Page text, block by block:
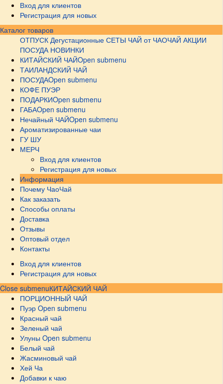
Вход для клиентов
Регистрация для новых
Каталог товаров
ОТПУСК Дегустационные СЕТЫ ЧАЙ от ЧАОЧАЙ АКЦИИ
ПОСУДА НОВИНКИ
КИТАЙСКИЙ ЧАЙOpen submenu
ТАИЛАНДСКИЙ ЧАЙ
ПОСУДАOpen submenu
КОФЕ ПУЭР
ПОДАРКИOpen submenu
ГАБАOpen submenu
Нечайный ЧАЙOpen submenu
Ароматизированные чаи
ГУ ШУ
МЕРЧ
Вход для клиентов
Регистрация для новых
Информация
Почему ЧаоЧай
Как заказать
Способы оплаты
Доставка
Отзывы
Оптовый отдел
Контакты
Вход для клиентов
Регистрация для новых
Close submenuКИТАЙСКИЙ ЧАЙ
ПОРЦИОННЫЙ ЧАЙ
Пуэр Open submenu
Красный чай
Зеленый чай
Улуны Open submenu
Белый чай
Жасминовый чай
Хей Ча
Добавки к чаю